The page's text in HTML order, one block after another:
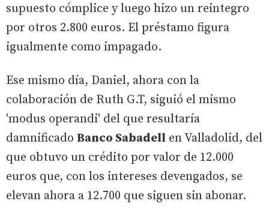
supuesto cómplice y luego hizo un reintegro
por otros 2.800 euros. El préstamo figura
igualmente como impagado.
Ese mismo día, Daniel, ahora con la
colaboración de Ruth G.T, siguió el mismo
'modus operandi' del que resultaría
damnificado Banco Sabadell en Valladolid, del
que obtuvo un crédito por valor de 12.000
euros que, con los intereses devengados, se
elevan ahora a 12.700 que siguen sin abonar.